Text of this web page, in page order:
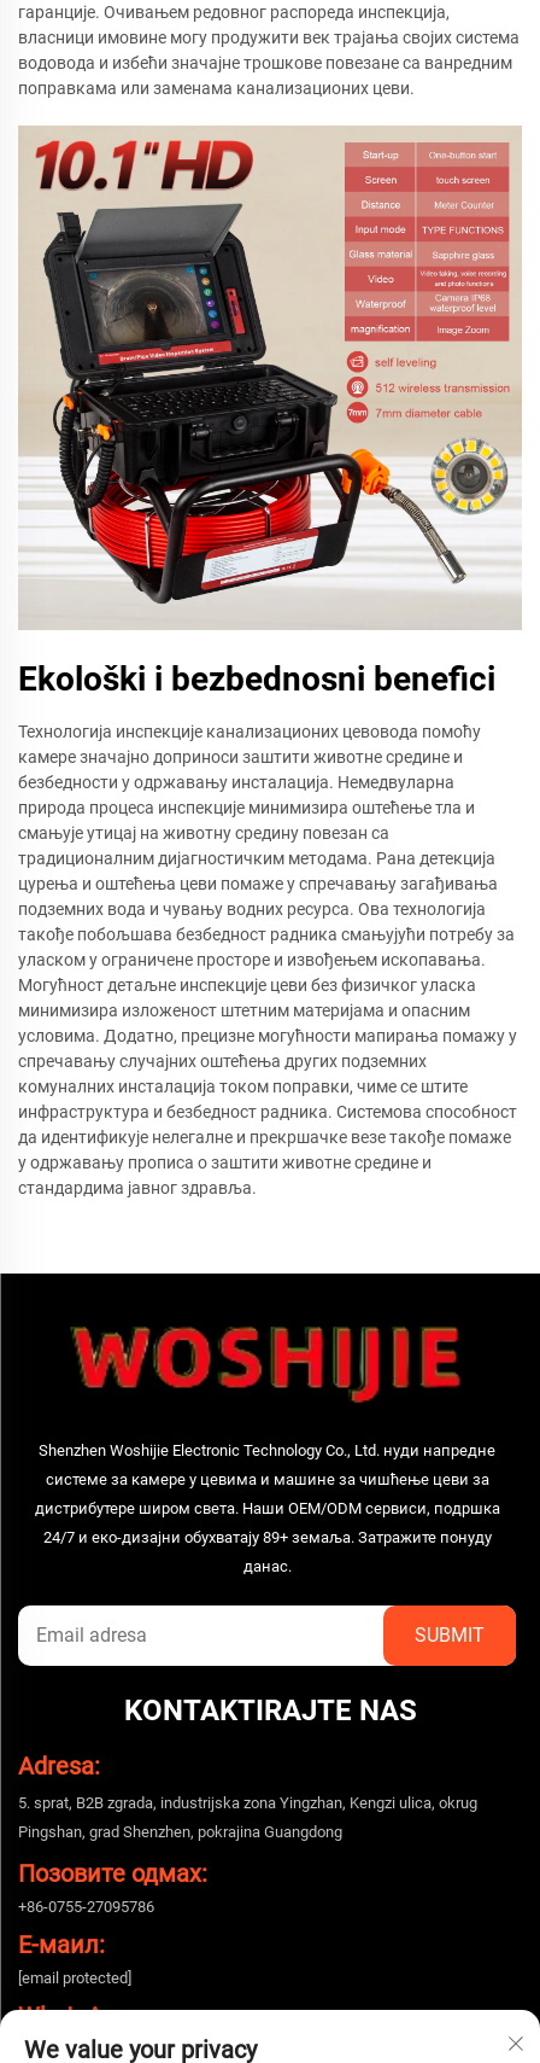
гаранције. Очивањем редовног распореда инспекција,
власници имовине могу продужити век трајања својих система
водовода и избећи значајне трошкове повезане са ванредним
поправкама или заменама канализационих цеви.
Ekološki i bezbednosni benefici
Технологија инспекције канализационих цевовода помоћу
камере значајно доприноси заштити животне средине и
безбедности у одржавању инсталација. Немедвуларна
природа процеса инспекције минимизира оштећење тла и
смањује утицај на животну средину повезан са
традиционалним дијагностичким методама. Рана детекција
цурења и оштећења цеви помаже у спречавању загађивања
подземних вода и чувању водних ресурса. Ова технологија
такође побољшава безбедност радника смањујући потребу за
уласком у ограничене просторе и извођењем ископавања.
Могућност детаљне инспекције цеви без физичког уласка
минимизира изложеност штетним материјама и опасним
условима. Додатно, прецизне могућности мапирања помажу у
спречавању случајних оштећења других подземних
комуналних инсталација током поправки, чиме се штите
инфраструктура и безбедност радника. Системова способност
да идентификује нелегалне и прекршачке везе такође помаже
у одржавању прописа о заштити животне средине и
стандардима јавног здравља.
Shenzhen Woshijie Electronic Technology Co., Ltd. нуди напредне
системе за камере у цевима и машине за чишћење цеви за
дистрибутере широм света. Наши OEM/ODM сервиси, подршка
24/7 и еко-дизајни обухватају 89+ земаља. Затражите понуду
данас.
KONTAKTIRAJTE NAS
Adresa:
5. sprat, B2B zgrada, industrijska zona Yingzhan, Kengzi ulica, okrug
Pingshan, grad Shenzhen, pokrajina Guangdong
Позовите одмах:
+86-0755-27095786
Е-маил:
[email protected]
WhatsApp:
+86-15112424643
We value your privacy